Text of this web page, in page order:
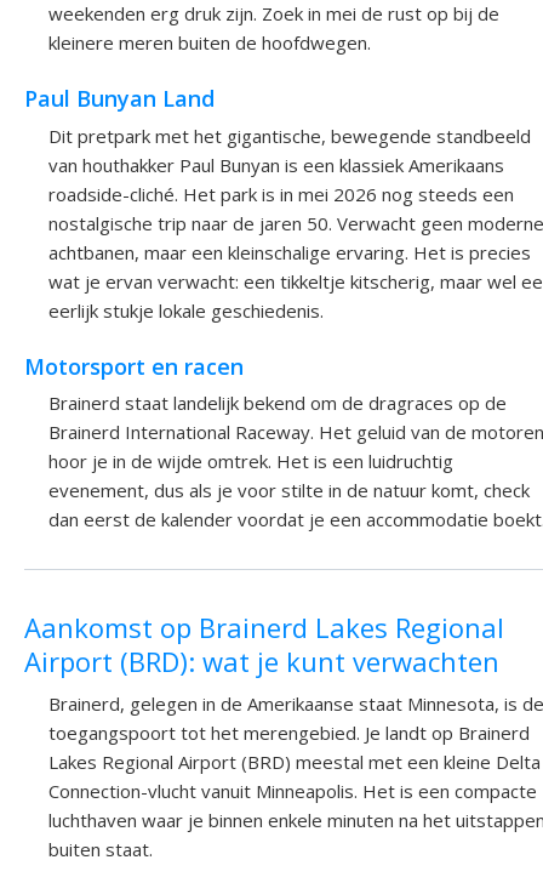
weekenden erg druk zijn. Zoek in mei de rust op bij de
kleinere meren buiten de hoofdwegen.
Paul Bunyan Land
Dit pretpark met het gigantische, bewegende standbeeld
van houthakker Paul Bunyan is een klassiek Amerikaans
roadside-cliché. Het park is in mei 2026 nog steeds een
nostalgische trip naar de jaren 50. Verwacht geen moderne
achtbanen, maar een kleinschalige ervaring. Het is precies
wat je ervan verwacht: een tikkeltje kitscherig, maar wel
eerlijk stukje lokale geschiedenis.
Motorsport en racen
Brainerd staat landelijk bekend om de dragraces op de
Brainerd International Raceway. Het geluid van de motoren
hoor je in de wijde omtrek. Het is een luidruchtig
evenement, dus als je voor stilte in de natuur komt, check
dan eerst de kalender voordat je een accommodatie
Aankomst op Brainerd Lakes Regional
Airport (BRD): wat je kunt verwachten
Brainerd, gelegen in de Amerikaanse staat Minnesota, is de
toegangspoort tot het merengebied. Je landt op Brainerd
Lakes Regional Airport (BRD) meestal met een kleine Delta
Connection-vlucht vanuit Minneapolis. Het is een compacte
luchthaven waar je binnen enkele minuten na het
buiten staat.